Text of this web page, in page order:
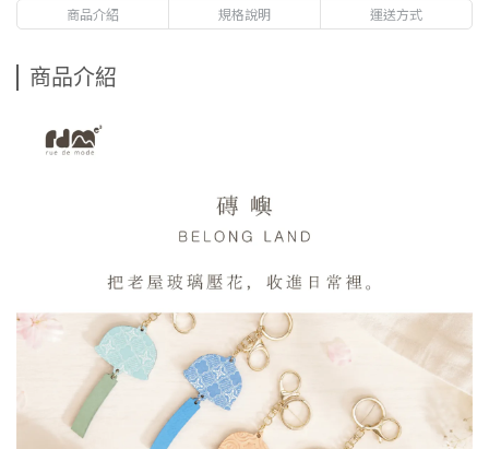
商品介紹 規格說明 運送方式
商品介紹